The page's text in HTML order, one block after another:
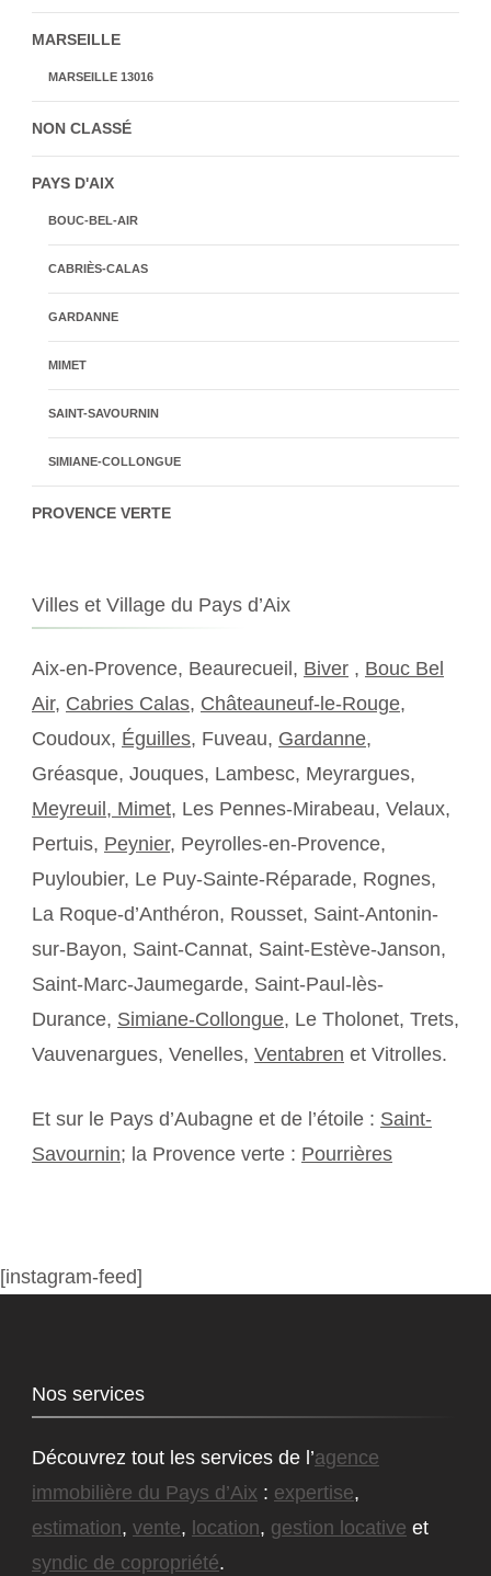
MARSEILLE
MARSEILLE 13016
NON CLASSÉ
PAYS D'AIX
BOUC-BEL-AIR
CABRIÈS-CALAS
GARDANNE
MIMET
SAINT-SAVOURNIN
SIMIANE-COLLONGUE
PROVENCE VERTE
Villes et Village du Pays d’Aix
Aix-en-Provence, Beaurecueil, Biver , Bouc Bel
Air, Cabries Calas, Châteauneuf-le-Rouge,
Coudoux, Éguilles, Fuveau, Gardanne,
Gréasque, Jouques, Lambesc, Meyrargues,
Meyreuil, Mimet, Les Pennes-Mirabeau, Velaux,
Pertuis, Peynier, Peyrolles-en-Provence,
Puyloubier, Le Puy-Sainte-Réparade, Rognes,
La Roque-d’Anthéron, Rousset, Saint-Antonin-
sur-Bayon, Saint-Cannat, Saint-Estève-Janson,
Saint-Marc-Jaumegarde, Saint-Paul-lès-
Durance, Simiane-Collongue, Le Tholonet, Trets,
Vauvenargues, Venelles, Ventabren et Vitrolles.
Et sur le Pays d’Aubagne et de l’étoile : Saint-
Savournin; la Provence verte : Pourrières
[instagram-feed]
Nos services
Découvrez tout les services de l’agence
immobilière du Pays d’Aix : expertise,
estimation, vente, location, gestion locative et
syndic de copropriété.